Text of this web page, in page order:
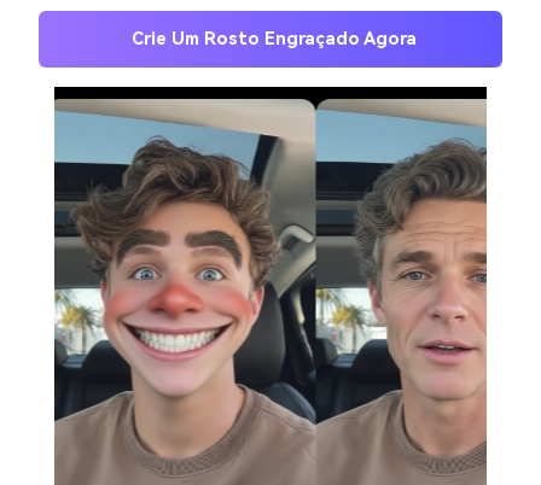
Crie Um Rosto Engraçado Agora